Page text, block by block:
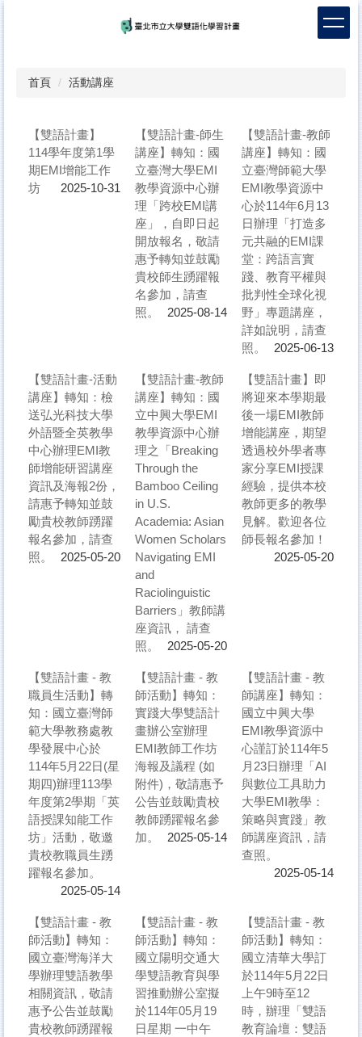
首頁 活動講座
【雙語計畫】
114學年度第1學
期EMI增能工作
坊
2025-10-31
【雙語計畫-師生
講座】轉知：國
立臺灣大學EMI
教學資源中心辦
理「跨校EMI講
座」，自即日起
開放報名，敬請
惠予轉知並鼓勵
貴校師生踴躍報
名參加，請查
照。
2025-08-14
【雙語計畫-教師
講座】轉知：國
立臺灣師範大學
EMI教學資源中
心於114年6月13
日辦理「打造多
元共融的EMI課
堂：跨語言實
踐、教育平權與
批判性全球化視
野」專題講座，
詳如說明，請查
照。
2025-06-13
【雙語計畫-活動
講座】轉知：檢
送弘光科技大學
外語暨全英教學
中心辦理EMI教
師增能研習講座
資訊及海報2份，
請惠予轉知並鼓
勵貴校教師踴躍
報名參加，請查
照。
2025-05-20
【雙語計畫-教師
講座】轉知：國
立中興大學EMI
教學資源中心辦
理之「Breaking
Through the
Bamboo Ceiling
in U.S.
Academia: Asian
Women Scholars
Navigating EMI
and
Raciolinguistic
Barriers」教師講
座資訊， 請查
照。
2025-05-20
【雙語計畫】即
將迎來本學期最
後一場EMI教師
增能講座，期望
透過校外學者專
家分享EMI授課
經驗，提供本校
教師更多的教學
見解。歡迎各位
師長報名參加！
2025-05-20
【雙語計畫 - 教
職員生活動】轉
知：國立臺灣師
範大學教務處教
學發展中心於
114年5月22日(星
期四)辦理113學
年度第2學期「英
語授課知能工作
坊」活動，敬邀
貴校教職員生踴
躍報名參加。
2025-05-14
【雙語計畫 - 教
師活動】轉知：
實踐大學雙語計
畫辦公室辦理
EMI教師工作坊
海報及議程 (如
附件)，敬請惠予
公告並鼓勵貴校
教師踴躍報名參
加。
2025-05-14
【雙語計畫 - 教
師講座】轉知：
國立中興大學
EMI教學資源中
心謹訂於114年5
月23日辦理「AI
與數位工具助力
大學EMI教學：
策略與實踐」教
師講座資訊，請
查照。
2025-05-14
【雙語計畫 - 教
師活動】轉知：
國立臺灣海洋大
學辦理雙語教學
相關資訊，敬請
惠予公告並鼓勵
貴校教師踴躍報
【雙語計畫 - 教
師活動】轉知：
國立陽明交通大
學雙語教育與學
習推動辦公室擬
於114年05月19
日星期 一中午
【雙語計畫 - 教
師活動】轉知：
國立清華大學訂
於114年5月22日
上午9時至12
時，辦理「雙語
教育論壇：雙語